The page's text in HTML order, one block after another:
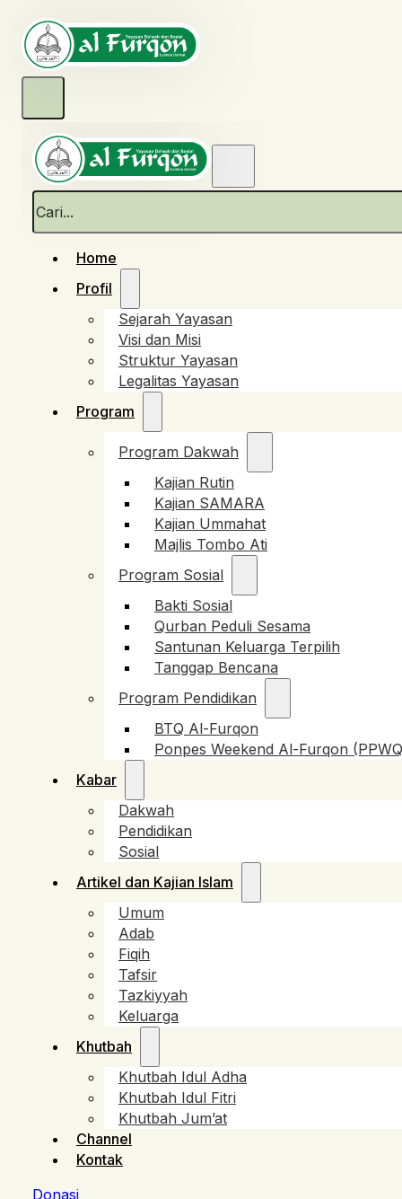
Cari
Home
Profil
Sejarah Yayasan
Visi dan Misi
Struktur Yayasan
Legalitas Yayasan
Program
Program Dakwah
Kajian Rutin
Kajian SAMARA
Kajian Ummahat
Majlis Tombo Ati
Program Sosial
Bakti Sosial
Qurban Peduli Sesama
Santunan Keluarga Terpilih
Tanggap Bencana
Program Pendidikan
BTQ Al-Furqon
Ponpes Weekend Al-Furqon
Kabar
Dakwah
Pendidikan
Sosial
Artikel dan Kajian Islam
Umum
Adab
Fiqih
Tafsir
Tazkiyyah
Keluarga
Khutbah
Khutbah Idul Adha
Khutbah Idul Fitri
Khutbah Jum’at
Channel
Kontak
Donasi